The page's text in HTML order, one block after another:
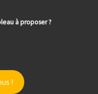
à proposer ?
!